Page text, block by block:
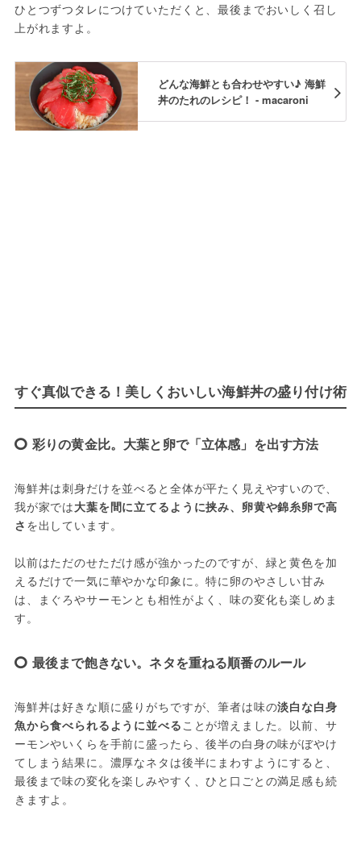
ひとつずつタレにつけていただくと、最後までおいしく召し
上がれますよ。
どんな海鮮とも合わせやすい♪ 海鮮
丼のたれのレシピ！ - macaroni
すぐ真似できる！美しくおいしい海鮮丼の盛り付け術
彩りの黄金比。大葉と卵で「立体感」を出す方法
海鮮丼は刺身だけを並べると全体が平たく見えやすいので、
我が家では大葉を間に立てるように挟み、卵黄や錦糸卵で高
さ を出しています。
以前はただのせただけ感が強かったのですが、緑と黄色を加
えるだけで一気に華やかな印象に。特に卵のやさしい甘み
は、まぐろやサーモンとも相性がよく、味の変化も楽しめま
す。
最後まで飽きない。ネタを重ねる順番のルール
海鮮丼は好きな順に盛りがちですが、筆者は味の淡白な白身
魚から食べられるように並べることが増えました。以前、サ
ーモンやいくらを手前に盛ったら、後半の白身の味がぼやけ
てしまう結果に。濃厚なネタは後半にまわすようにすると、
最後まで味の変化を楽しみやすく、ひと口ごとの満足感も続
きますよ。